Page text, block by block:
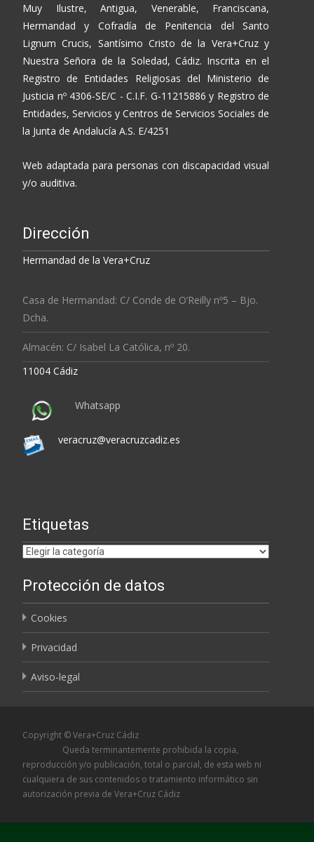
Muy Ilustre, Antigua, Venerable, Franciscana,
Hermandad y Cofradía de Penitencia del Santo
Lignum Crucis, Santísimo Cristo de la Vera+Cruz y
Nuestra Señora de la Soledad, Cádiz. Inscrita en el
Registro de Entidades Religiosas del Ministerio de
Justicia nº 4306-SE/C - C.I.F. G-11215886 y Registro de
Entidades, Servicios y Centros de Servicios Sociales de
la Junta de Andalucía A.S. E/4251
Web adaptada para personas con discapacidad visual
y/o auditiva.
Dirección
Hermandad de la Vera+Cruz
Casa de Hermandad: C/ Conde de O’Reilly nº5 – Bjo.
Dcha.
Almacén: C/ Isabel La Católica, nº 20.
11004 Cádiz
Whatsapp
veracruz@veracruzcadiz.es
Etiquetas
Etiquetas
Protección de datos
Cookies
Privacidad
Aviso-legal
Copyright © Vera+Cruz Cádiz
Queda terminantemente prohibida la copia,
reproducción y/o publicación, total o parcial, de esta web ni
cualquiera de sus contenidos o tratamiento informático sin
autorización previa de Vera+Cruz Cádiz